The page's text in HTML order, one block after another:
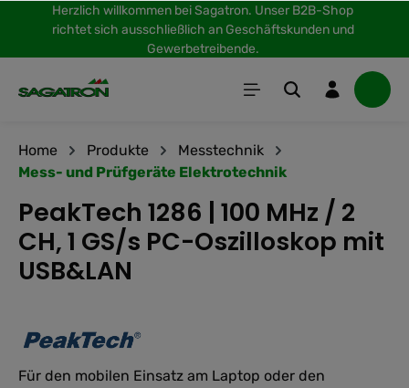
springen
Herzlich willkommen bei Sagatron. Unser B2B-Shop
richtet sich ausschließlich an Geschäftskunden und
Gewerbetreibende.
Home Produkte
Messtechnik
Mess- und Prüfgeräte Elektrotechnik
PeakTech 1286 | 100 MHz / 2
CH, 1 GS/s PC-Oszilloskop mit
USB&LAN
Für den mobilen Einsatz am Laptop oder den